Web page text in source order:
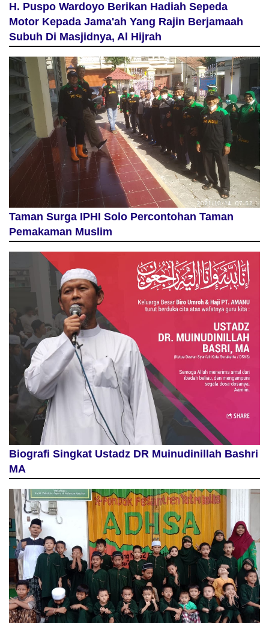
H. Puspo Wardoyo Berikan Hadiah Sepeda
Motor Kepada Jama'ah Yang Rajin Berjamaah
Subuh Di Masjidnya, Al Hijrah
Taman Surga IPHI Solo Percontohan Taman
Pemakaman Muslim
Biografi Singkat Ustadz DR Muinudinillah Bashri
MA